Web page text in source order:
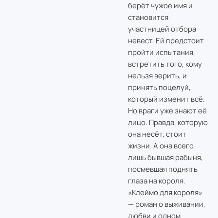
берёт чужое имя и
становится
участницей отбора
невест. Ей предстоит
пройти испытания,
встретить того, кому
нельзя верить, и
принять поцелуй,
который изменит всё.
Но враги уже знают её
лицо. Правда, которую
она несёт, стоит
жизни. А она всего
лишь бывшая рабыня,
посмевшая поднять
глаза на короля.
«Клеймо для короля»
— роман о выживании,
любви и одном